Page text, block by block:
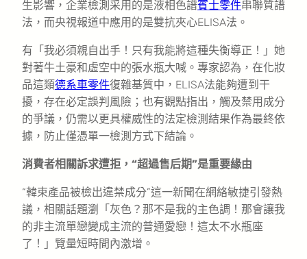
生影響，企業檢測采用的是液相色譜賓士零件串聯質譜
法，而央視報道中應用的是雙抗夾心ELISA法。
有「我必須親自出手！只有我能將這種失衡導正！」她
對著牛土豪和虛空中的張水瓶大喊。專家認為，在化妝
品這類德系車零件復雜基質中，ELISA法能夠遭到干
擾，存在必定誤判風險；也有觀點指出，觸及禁用成分
的爭議，仍需以更具權威性的法定檢測結果作為最終依
據，防止僅憑單一檢測方式下結論。
消費者相關訴求遭拒，“超過售后期”是重要緣由
“韓束產品被檢出違禁成分”這一新聞在網絡敏捷引發熱
議，相關話題瀏「灰色？那不是我的主色調！那會讓我
的非主流單戀變成主流的普通愛戀！這太不水瓶座
了！」覽量短時間內激增。